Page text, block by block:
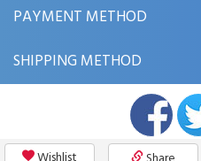
PAYMENT METHOD
SHIPPING METHOD